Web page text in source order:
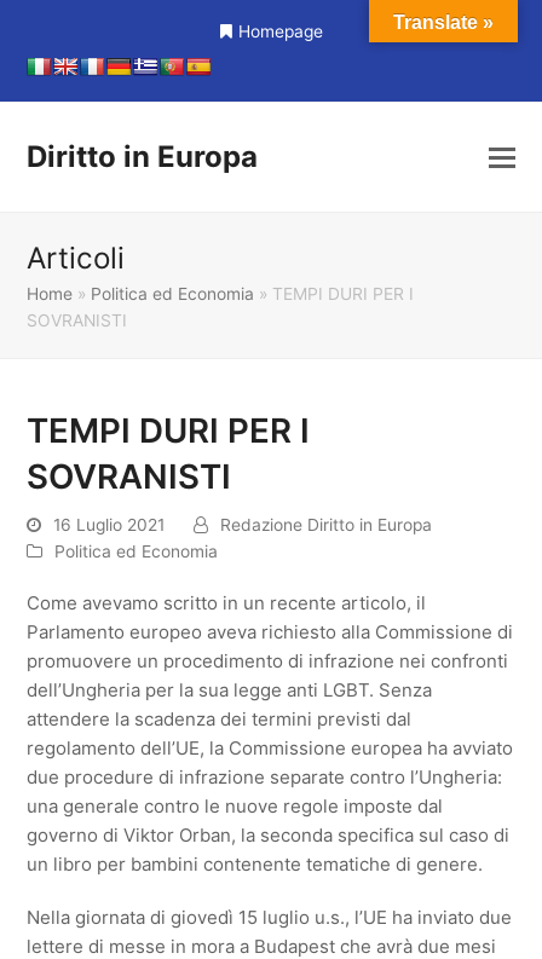
Homepage
Diritto in Europa
Articoli
Home » Politica ed Economia » TEMPI DURI PER I
SOVRANISTI
TEMPI DURI PER I
SOVRANISTI
16 Luglio 2021
Redazione Diritto in Europa
Politica ed Economia
Come avevamo scritto in un recente articolo, il
Parlamento europeo aveva richiesto alla Commissione di
promuovere un procedimento di infrazione nei confronti
dell’Ungheria per la sua legge anti LGBT. Senza
attendere la scadenza dei termini previsti dal
regolamento dell’UE, la Commissione europea ha avviato
due procedure di infrazione separate contro l’Ungheria:
una generale contro le nuove regole imposte dal
governo di Viktor Orban, la seconda specifica sul caso di
un libro per bambini contenente tematiche di genere.
Nella giornata di giovedì 15 luglio u.s., l’UE ha inviato due
lettere di messe in mora a Budapest che avrà due mesi
Translate »